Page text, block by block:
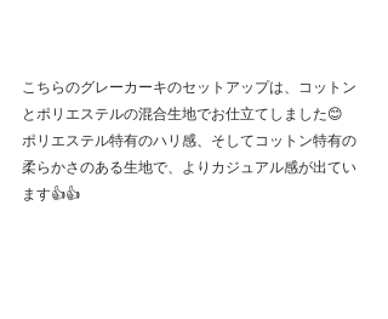
こちらのグレーカーキのセットアップは、コットン
とポリエステルの混合生地でお仕立てしました😊
ポリエステル特有のハリ感、そしてコットン特有の
柔らかさのある生地で、よりカジュアル感が出てい
ます👍👍